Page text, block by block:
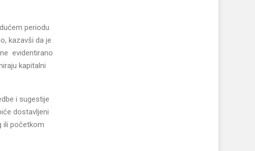
periodu
kazavši da je
evidentirano
kapitalni
i sugestije
dostavljeni
ili početkom